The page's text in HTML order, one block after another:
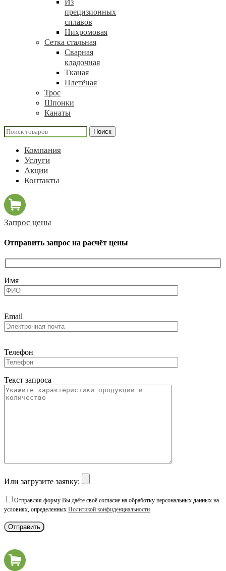
Из
прецизионных
сплавов
Нихромовая
Сетка стальная
Сварная
кладочная
Тканая
Плетёная
Трос
Шпонки
Канаты
Поиск
Компания
Услуги
Акции
Контакты
Запрос цены
Отправить запрос на расчёт цены
Имя
Email
Телефон
Текст запроса
Или загрузите заявку:
Отправляя форму Вы даёте своё согласие на обработку персональных данных на
условиях, определенных Политикой конфиденциальности